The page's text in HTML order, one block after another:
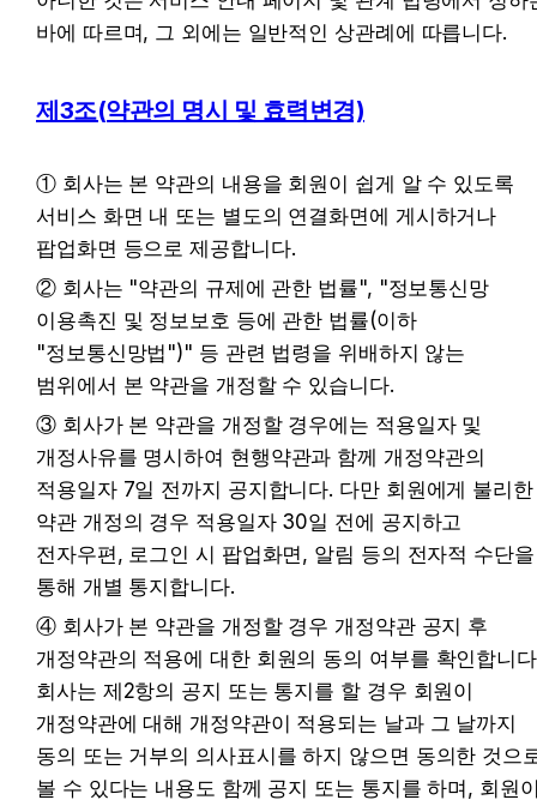
바에 따르며, 그 외에는 일반적인 상관례에 따릅니다.
제3조(약관의 명시 및 효력변경)
① 회사는 본 약관의 내용을 회원이 쉽게 알 수 있도록
서비스 화면 내 또는 별도의 연결화면에 게시하거나
팝업화면 등으로 제공합니다.
② 회사는 "약관의 규제에 관한 법률", "정보통신망
이용촉진 및 정보보호 등에 관한 법률(이하
"정보통신망법")" 등 관련 법령을 위배하지 않는
범위에서 본 약관을 개정할 수 있습니다.
③ 회사가 본 약관을 개정할 경우에는 적용일자 및
개정사유를 명시하여 현행약관과 함께 개정약관의
적용일자 7일 전까지 공지합니다. 다만 회원에게 불리한
약관 개정의 경우 적용일자 30일 전에 공지하고
전자우편, 로그인 시 팝업화면, 알림 등의 전자적 수단을
통해 개별 통지합니다.
④ 회사가 본 약관을 개정할 경우 개정약관 공지 후
개정약관의 적용에 대한 회원의 동의 여부를 확인합니
회사는 제2항의 공지 또는 통지를 할 경우 회원이
개정약관에 대해 개정약관이 적용되는 날과 그 날까지
동의 또는 거부의 의사표시를 하지 않으면 동의한 것으
볼 수 있다는 내용도 함께 공지 또는 통지를 하며, 회원